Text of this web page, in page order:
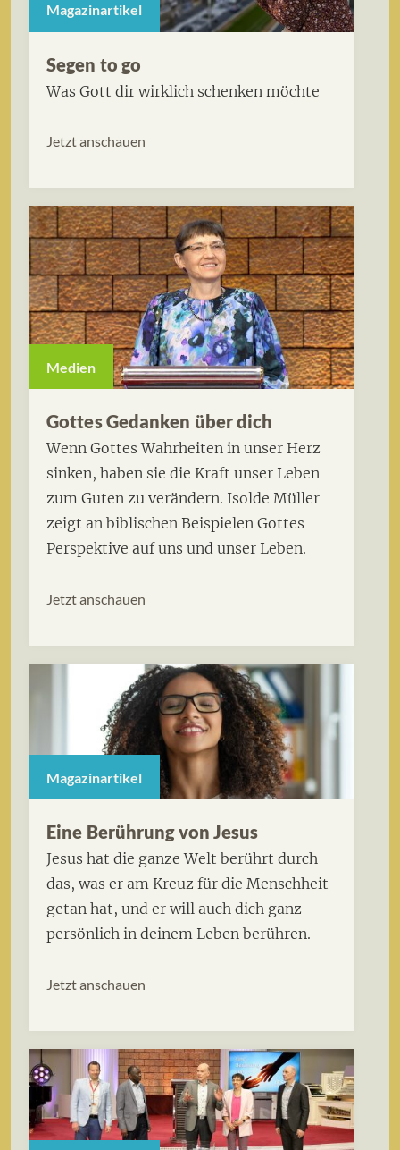
Magazinartikel
Segen to go
Was Gott dir wirklich schenken möchte
Jetzt anschauen
Medien
Gottes Gedanken über dich
Wenn Gottes Wahrheiten in unser Herz
sinken, haben sie die Kraft unser Leben
zum Guten zu verändern. Isolde Müller
zeigt an biblischen Beispielen Gottes
Perspektive auf uns und unser Leben.
Jetzt anschauen
Magazinartikel
Eine Berührung von Jesus
Jesus hat die ganze Welt berührt durch
das, was er am Kreuz für die Menschheit
getan hat, und er will auch dich ganz
persönlich in deinem Leben berühren.
Jetzt anschauen